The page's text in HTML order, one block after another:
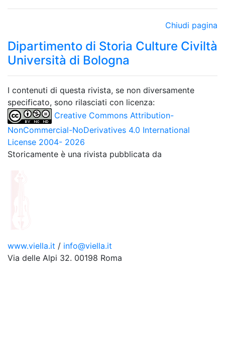
Chiudi pagina
Dipartimento di Storia Culture Civiltà
Università di Bologna
I contenuti di questa rivista, se non diversamente
specificato, sono rilasciati con licenza:
Creative Commons Attribution-
NonCommercial-NoDerivatives 4.0 International
License 2004- 2026
Storicamente è una rivista pubblicata da
www.viella.it / info@viella.it
Via delle Alpi 32. 00198 Roma